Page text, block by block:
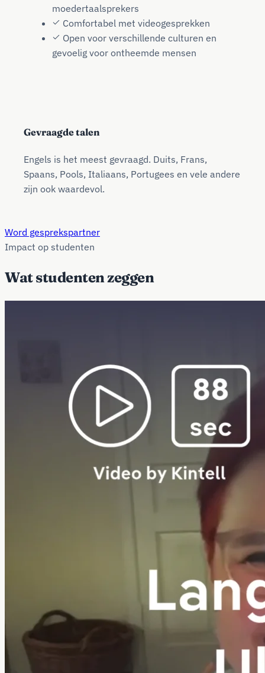
moedertaalsprekers
Comfortabel met videogesprekken
Open voor verschillende culturen en
gevoelig voor ontheemde mensen
Gevraagde talen
Engels is het meest gevraagd. Duits, Frans,
Spaans, Pools, Italiaans, Portugees en vele andere
zijn ook waardevol.
Word gesprekspartner
Impact op studenten
Wat studenten zeggen